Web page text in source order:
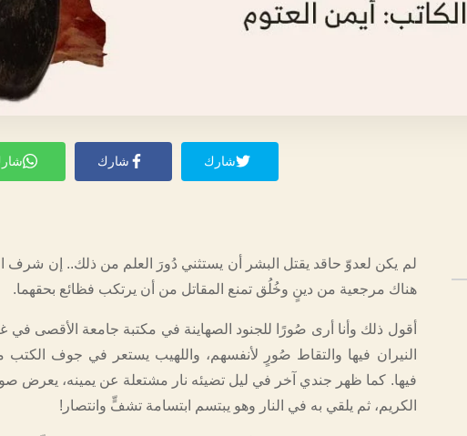
شارك شارك
لم يكن لعدوّ حاقد يقتل البشر أن يستثني دُورَ العلم من ذلك.. إن شرف
هناك مرجعية من دينٍ وخُلُق تمنع المقاتل من أن يرتكب فظائع بحقهما.
أقول ذلك وأنا أرى صُورًا للجنود الصهاينة في مكتبة جامعة الأقصى في
النيران فيها والتقاط صُورٍ لأنفسهم، واللهيب يستعر في جوف
فيها. كما ظهر جندي آخر في ليل تضيئه نار مشتعلة عن يمينه، يعرض
الكريم، ثم يلقي به في النار وهو يبتسم ابتسامة تشفٍّ وانتصار!